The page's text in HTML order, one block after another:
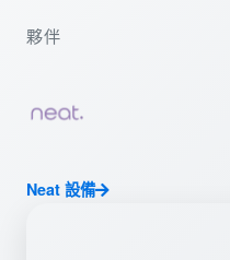
夥伴
Neat 設備